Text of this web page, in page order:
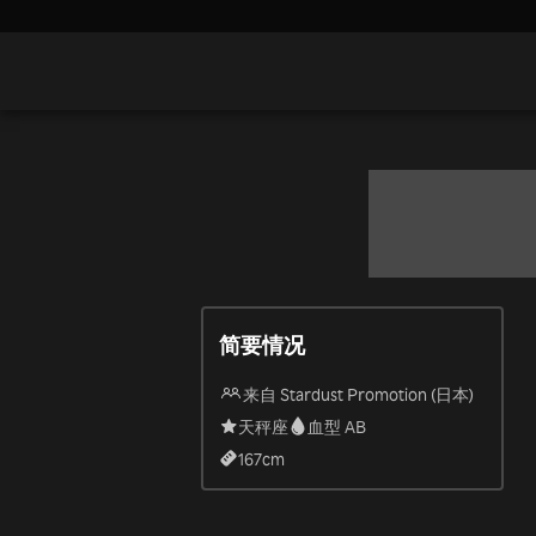
简要情况
来自 Stardust Promotion (日本)
天秤座
血型 AB
167cm